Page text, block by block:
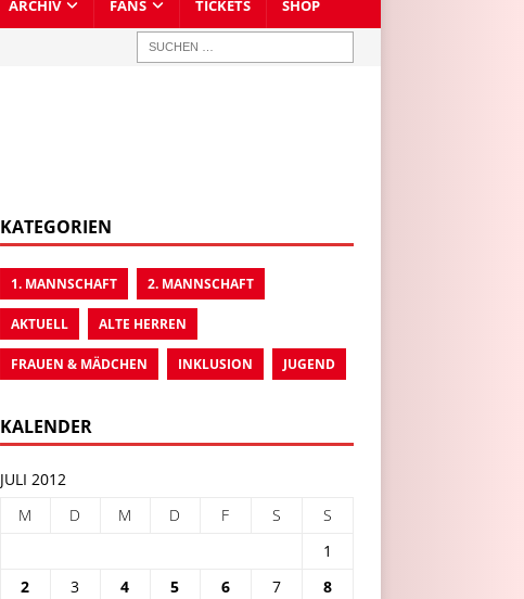
ARCHIV FANS TICKETS SHOP
KATEGORIEN
1. MANNSCHAFT 2. MANNSCHAFT
AKTUELL ALTE HERREN
FRAUEN & MÄDCHEN INKLUSION JUGEND
KALENDER
JULI 2012
M
D M D F S
S
1
2
3 4 5 6 7 8